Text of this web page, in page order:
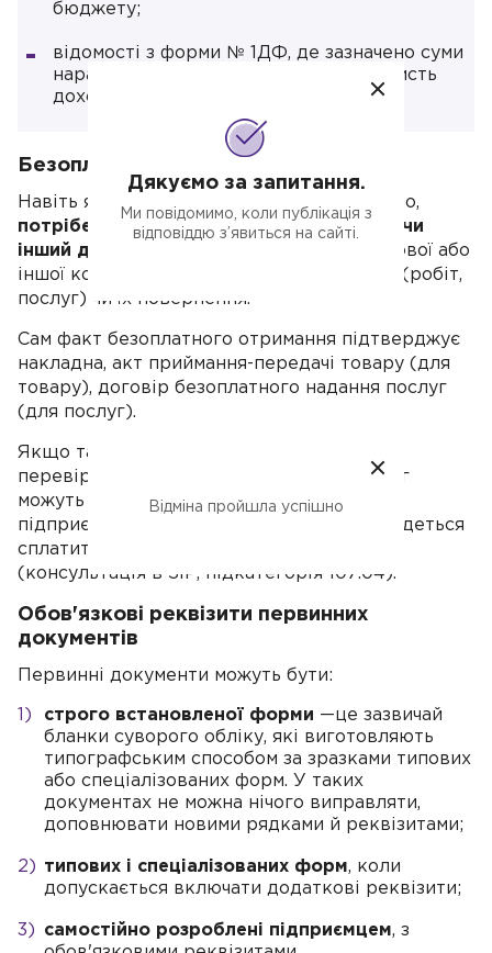
бюджету;
відомості з форми № 1ДФ, де зазначено суми
нарахованого й виплаченого на її користь
доходу й утриманого ПДФО і ВЗ.
Безоплатне отримання
Навіть якщо отримуєте щось безкоштовно,
потрібен письмовий договір дарування чи
інший договір
, який не передбачає грошової або
іншої компенсації вартості таких товарів (робіт,
послуг) чи їх повернення.
Сам факт безоплатного отримання підтверджує
накладна, акт приймання-передачі товару (для
товару), договір безоплатного надання послуг
(для послуг).
Якщо таких документів немає, а прийшла
перевірка, то вартість цих товарів/послуг
можуть визнати вашим доходом, не
підприємницьким, а цивільним, і вам доведеться
сплатити з нього ПДФО 18% і ВЗ 1,5%
(консультація в ЗІР, підкатегорія 107.04).
Обов'язкові реквізити первинних
документів
Первинні документи можуть бути:
строго встановленої форми —це зазвичай
бланки суворого обліку, які виготовляють
типографським способом за зразками типових
або спеціалізованих форм. У таких
документах не можна нічого виправляти,
доповнювати новими рядками й реквізитами;
типових і спеціалізованих форм, коли
допускається включати додаткові реквізити;
самостійно розроблені підприємцем, з
Дякуємо за запитання.
Ми повідомимо, коли публікація з
відповіддю з’явиться на сайті.
Відміна пройшла успішно